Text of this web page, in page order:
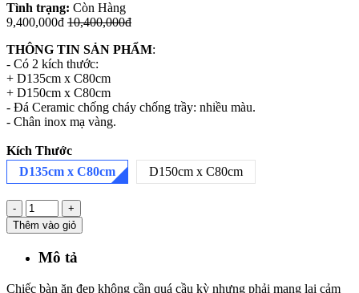
Tình trạng: Còn Hàng
9,400,000đ 10,400,000đ
THÔNG TIN SẢN PHẨM:
- Có 2 kích thước:
+ D135cm x C80cm
+ D150cm x C80cm
- Đá Ceramic chống cháy chống trầy: nhiều màu.
- Chân inox mạ vàng.
Kích Thước
D135cm x C80cm
D150cm x C80cm
-
+
Thêm vào giỏ
Mô tả
Chiếc bàn ăn đẹp không cần quá cầu kỳ nhưng phải mang lại cảm